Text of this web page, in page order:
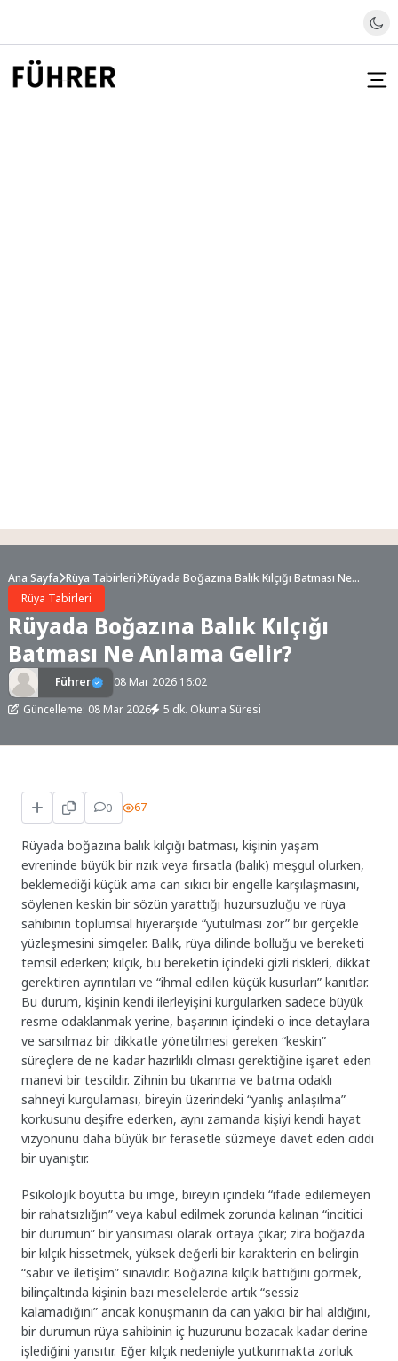
Ana Sayfa Rüya Tabirleri Rüyada Boğazına Balık Kılçığı Batması Ne
Rüya Tabirleri
Rüyada Boğazına Balık Kılçığı
Batması Ne Anlama Gelir?
Führer
08 Mar 2026 16:02
Güncelleme: 08 Mar 2026
5 dk. Okuma Süresi
0 67
Rüyada boğazına balık kılçığı batması, kişinin yaşam
evreninde büyük bir rızık veya fırsatla (balık) meşgul olurken,
beklemediği küçük ama can sıkıcı bir engelle karşılaşmasını,
söylenen keskin bir sözün yarattığı huzursuzluğu ve rüya
sahibinin toplumsal hiyerarşide “yutulması zor” bir gerçekle
yüzleşmesini simgeler. Balık, rüya dilinde bolluğu ve bereketi
temsil ederken; kılçık, bu bereketin içindeki gizli riskleri, dikkat
gerektiren ayrıntıları ve “ihmal edilen küçük kusurları” kanıtlar.
Bu durum, kişinin kendi ilerleyişini kurgularken sadece büyük
resme odaklanmak yerine, başarının içindeki o ince detaylara
ve sarsılmaz bir dikkatle yönetilmesi gereken “keskin”
süreçlere de ne kadar hazırlıklı olması gerektiğine işaret eden
manevi bir tescildir. Zihnin bu tıkanma ve batma odaklı
sahneyi kurgulaması, bireyin üzerindeki “yanlış anlaşılma”
korkusunu deşifre ederken, aynı zamanda kişiyi kendi hayat
vizyonunu daha büyük bir ferasetle süzmeye davet eden ciddi
bir uyanıştır.
Psikolojik boyutta bu imge, bireyin içindeki “ifade edilemeyen
bir rahatsızlığın” veya kabul edilmek zorunda kalınan “incitici
bir durumun” bir yansıması olarak ortaya çıkar; zira boğazda
bir kılçık hissetmek, yüksek değerli bir karakterin en belirgin
“sabır ve iletişim” sınavıdır. Boğazına kılçık battığını görmek,
bilinçaltında kişinin bazı meselelerde artık “sessiz
kalamadığını” ancak konuşmanın da can yakıcı bir hal aldığını,
bir durumun rüya sahibinin iç huzurunu bozacak kadar derine
işlediğini yansıtır. Eğer kılçık nedeniyle yutkunmakta zorluk